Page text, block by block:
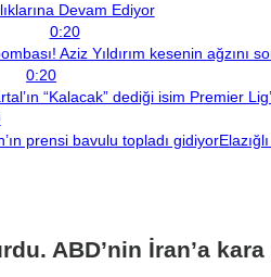
Devam Ediyor
0:20
Aziz Yıldırım kesenin ağzını
0:20
“Kalacak” dediği isim Premier
prensi bavulu topladı gidiyor
ABD’nin İran’a